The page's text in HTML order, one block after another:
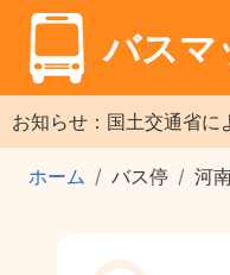
バスマ
お知らせ：国土交通省に
ホーム バス停 河